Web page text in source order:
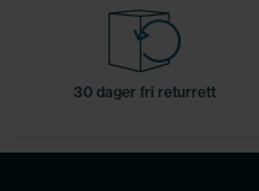
30 dager fri returrett